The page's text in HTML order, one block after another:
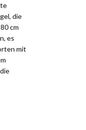
die
cm
es
mit